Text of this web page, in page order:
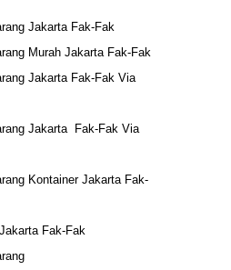
Jakarta Fak-Fak
Murah Jakarta Fak-Fak
Jakarta Fak-Fak Via
Jakarta Fak-Fak Via
Kontainer Jakarta Fak-
Fak-Fak